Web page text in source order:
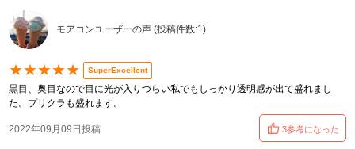
モアコンユーザーの声 (投稿件数:1)
★★★★★ SuperExcellent
黒目、奥目なので目に光が入りづらい私でもしっかり透明感が出て盛れまし
た。プリクラも盛れます。
2022年09月09日投稿 3参考になった